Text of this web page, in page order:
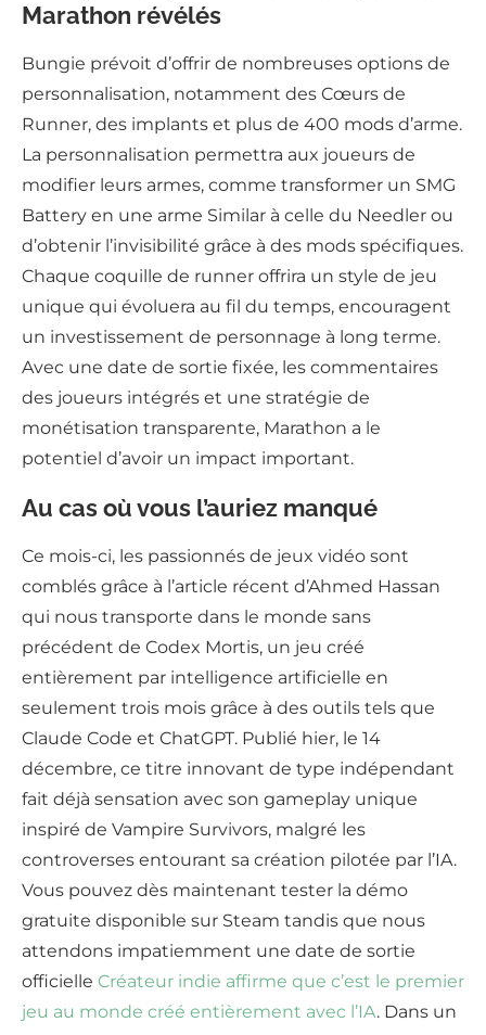
Marathon révélés
Bungie prévoit d’offrir de nombreuses options de
personnalisation, notamment des Cœurs de
Runner, des implants et plus de 400 mods d’arme.
La personnalisation permettra aux joueurs de
modifier leurs armes, comme transformer un SMG
Battery en une arme Similar à celle du Needler ou
d’obtenir l’invisibilité grâce à des mods spécifiques.
Chaque coquille de runner offrira un style de jeu
unique qui évoluera au fil du temps, encouragent
un investissement de personnage à long terme.
Avec une date de sortie fixée, les commentaires
des joueurs intégrés et une stratégie de
monétisation transparente, Marathon a le
potentiel d’avoir un impact important.
Au cas où vous l’auriez manqué
Ce mois-ci, les passionnés de jeux vidéo sont
comblés grâce à l’article récent d’Ahmed Hassan
qui nous transporte dans le monde sans
précédent de Codex Mortis, un jeu créé
entièrement par intelligence artificielle en
seulement trois mois grâce à des outils tels que
Claude Code et ChatGPT. Publié hier, le 14
décembre, ce titre innovant de type indépendant
fait déjà sensation avec son gameplay unique
inspiré de Vampire Survivors, malgré les
controverses entourant sa création pilotée par l’IA.
Vous pouvez dès maintenant tester la démo
gratuite disponible sur Steam tandis que nous
attendons impatiemment une date de sortie
officielle Créateur indie affirme que c’est le premier
jeu au monde créé entièrement avec l’IA. Dans un